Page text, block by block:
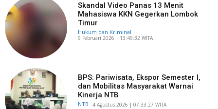
Skandal Video Panas 13 Menit
Mahasiswa KKN Gegerkan Lombok
Timur
Hukum dan Kriminal
​9 Februari 2026 | 13:49:32 WITA
BPS: Pariwisata, Ekspor Semester I,
dan Mobilitas Masyarakat Warnai
Kinerja NTB
NTB ​4 Agustus 2026 | 07:33:27 WITA